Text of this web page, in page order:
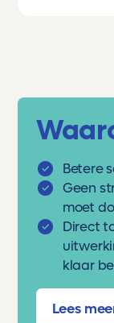
Betere
Geen
moet
Direct
klaar
Lees